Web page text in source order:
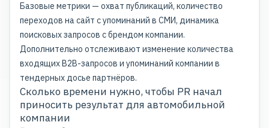
Базовые метрики — охват публикаций, количество
переходов на сайт с упоминаний в СМИ, динамика
поисковых запросов с брендом компании.
Дополнительно отслеживают изменение количества
входящих B2B-запросов и упоминаний компании в
тендерных досье партнёров.
Сколько времени нужно, чтобы PR начал
приносить результат для автомобильной
компании